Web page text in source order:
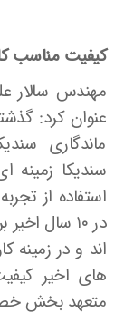
کیفیت
مهندس سالار
عنوان کرد:
ماندگاری
سندیکا زمینه
استفاده از
های اخیر
متعهد بخش